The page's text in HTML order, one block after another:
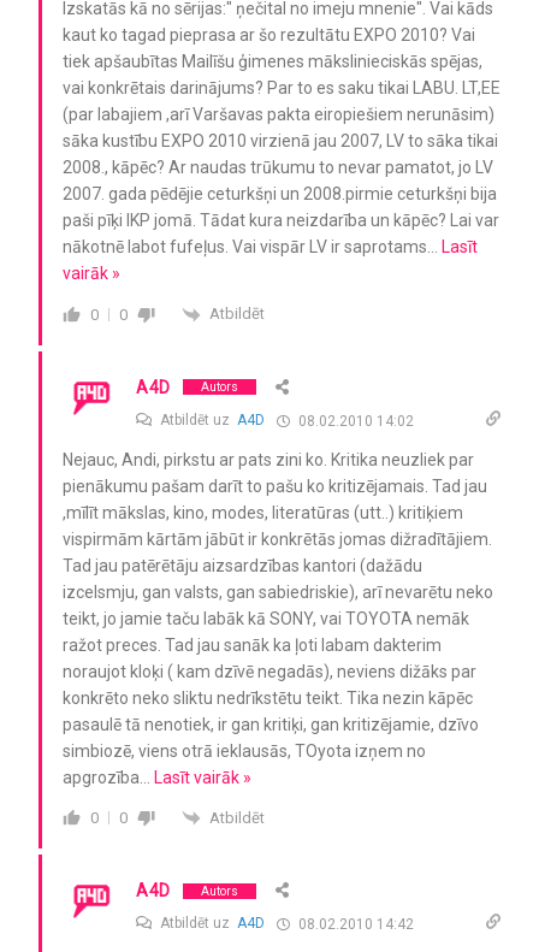
Izskatās kā no sērijas:" ņečital no imeju mnenie". Vai kāds
kaut ko tagad pieprasa ar šo rezultātu EXPO 2010? Vai
tiek apšaubītas Mailīšu ģimenes mākslinieciskās spējas,
vai konkrētais darinājums? Par to es saku tikai LABU. LT,EE
(par labajiem ,arī Varšavas pakta eiropiešiem nerunāsim)
sāka kustību EXPO 2010 virzienā jau 2007, LV to sāka tikai
2008., kāpēc? Ar naudas trūkumu to nevar pamatot, jo LV
2007. gada pēdējie ceturkšņi un 2008.pirmie ceturkšņi bija
paši pīķi IKP jomā. Tādat kura neizdarība un kāpēc? Lai var
nākotnē labot fufeļus. Vai vispār LV ir saprotams
Lasīt
vairāk »
0 0 Atbildēt
A4D Autors
Atbildēt uz A4D 08.02.2010 14:02
Nejauc, Andi, pirkstu ar pats zini ko. Kritika neuzliek par
pienākumu pašam darīt to pašu ko kritizējamais. Tad jau
,mīlīt mākslas, kino, modes, literatūras (utt..) kritiķiem
vispirmām kārtām jābūt ir konkrētās jomas dižradītājiem.
Tad jau patērētāju aizsardzības kantori (dažādu
izcelsmju, gan valsts, gan sabiedriskie), arī nevarētu neko
teikt, jo jamie taču labāk kā SONY, vai TOYOTA nemāk
ražot preces. Tad jau sanāk ka ļoti labam dakterim
noraujot kloķi ( kam dzīvē negadās), neviens dižāks par
konkrēto neko sliktu nedrīkstētu teikt. Tika nezin kāpēc
pasaulē tā nenotiek, ir gan kritiķi, gan kritizējamie, dzīvo
simbiozē, viens otrā ieklausās, TOyota izņem no
apgrozība
Lasīt vairāk »
0 0 Atbildēt
A4D Autors
Atbildēt uz A4D 08.02.2010 14:42